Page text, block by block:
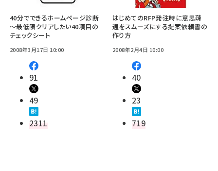
40分でできるホームページ診断
～最低限クリアしたい40項目の
チェックシート
2008年3月17日 10:00
91
49
2311
はじめてのRFP――発注時に意思疎
通をスムーズにする提案依頼書の
作り方
2008年2月4日 10:00
40
23
719